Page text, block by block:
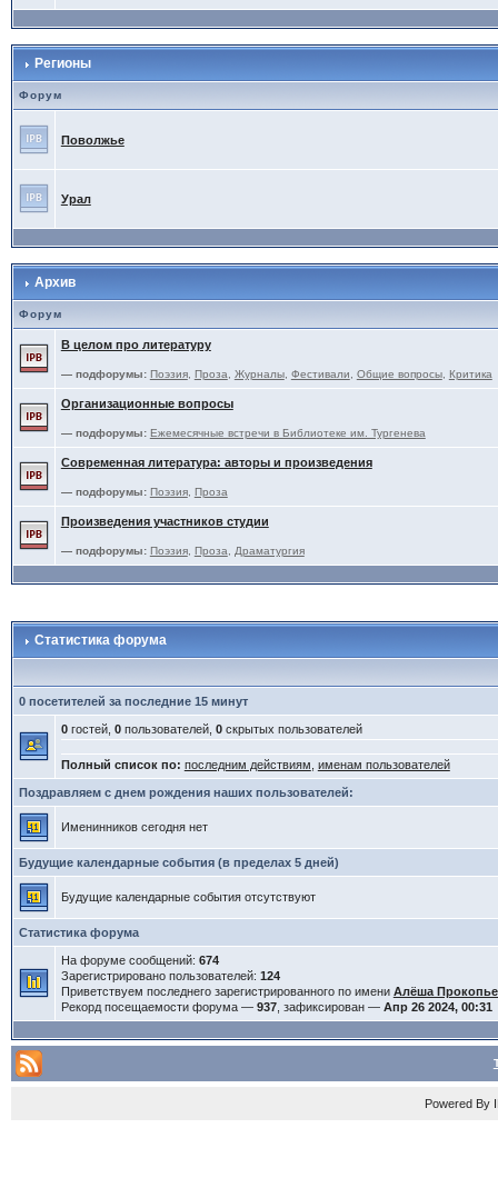
Регионы
Форум
Поволжье
Урал
Архив
Форум
В целом про литературу
— подфорумы: Поэзия, Проза Журналы, Фестивали Общие вопросы, Критика
Организационные вопросы
— подфорумы: Ежемесячные встречи в Библиотеке им. Тургенева
Современная литература: авторы и произведения
— подфорумы: Поэзия, Проза
Произведения участников студии
— подфорумы: Поэзия, Проза Драматургия
Статистика форума
0 посетителей за последние 15 минут
0гостей, 0пользователей, 0скрытых пользователей
Полный список по: последним действиям именам пользователей
Поздравляем с днем рождения наших пользователей:
Именинников сегодня нет
Будущие календарные события (в пределах 5 дней)
Будущие календарные события отсутствуют
Статистика форума
На форуме сообщений: 674
Зарегистрировано пользователей: 124
Приветствуем последнего зарегистрированного по имени Алёша
Рекорд посещаемости форума — 937, зафиксирован — Апр 26 2024, 00:31
Powered By